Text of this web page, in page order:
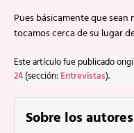
Pues básicamente que
tocamos cerca de su lugar
Este artículo fue publicado
24 (sección: Entrevistas).
Sobre los